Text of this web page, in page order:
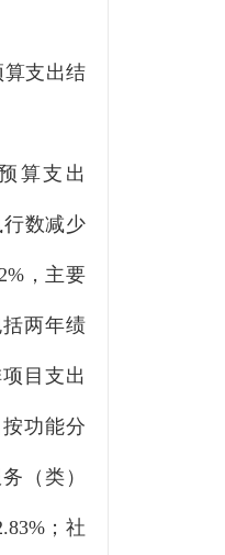
算支出结
算支出
数减少
， 主要
两年绩
目支出
功能分
（类）
%；社